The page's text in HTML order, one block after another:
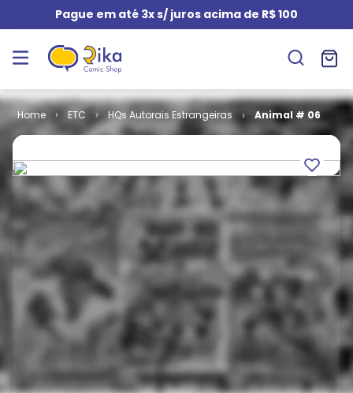
Pague em até 3x s/ juros acima de R$ 100
ETC HQs Autorais Estrangeiras Animal # 06